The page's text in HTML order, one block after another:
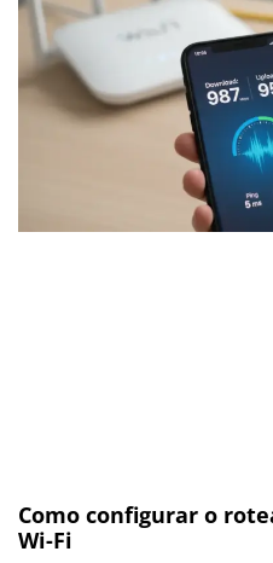
Como configurar o
Wi-Fi